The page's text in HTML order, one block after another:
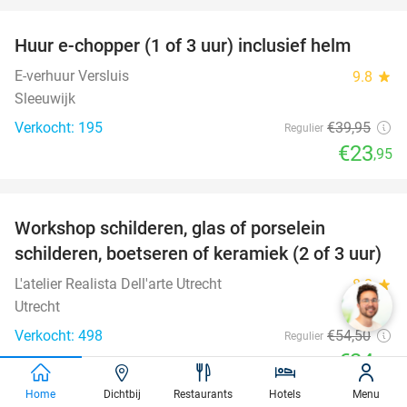
Huur e-chopper (1 of 3 uur) inclusief helm
E-verhuur Versluis 9.8 star
Sleeuwijk
Verkocht: 195
Regulier €39,95
€23,95
Workshop schilderen, glas of porselein
schilderen, boetseren of keramiek (2 of 3 uur)
L'atelier Realista Dell'arte Utrecht 8.2star
Utrecht
Verkocht: 498
Regulier €54,50
€24,95
favorite_border
Home Dichtbij Restaurants Hotels Menu